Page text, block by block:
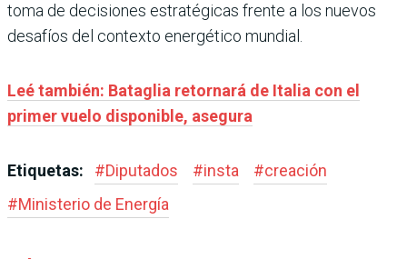
toma de decisiones estratégicas frente a los nuevos
desafíos del contexto energético mundial.
Leé también: Bataglia retornará de Italia con el
primer vuelo disponible, asegura
Etiquetas: #Diputados #insta #creación
#Ministerio de Energía